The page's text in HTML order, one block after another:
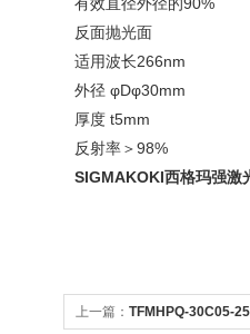
反面抛光面
适用波长266nm
外径 φDφ30mm
厚度 t5mm
反射率＞98%
SIGMAKOKI西格玛强激
上一篇： TFMHPQ-30C05-